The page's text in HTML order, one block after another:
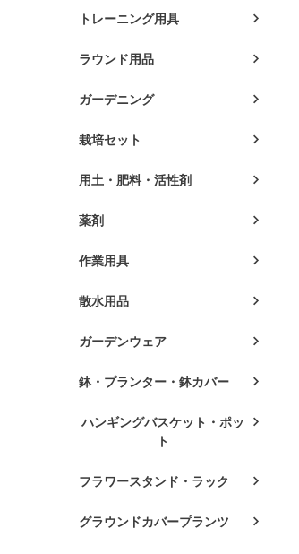
トレーニング用具
ラウンド用品
ガーデニング
栽培セット
用土・肥料・活性剤
薬剤
作業用具
散水用品
ガーデンウェア
鉢・プランター・鉢カバー
ハンギングバスケット・ポッ
ト
フラワースタンド・ラック
グラウンドカバープランツ